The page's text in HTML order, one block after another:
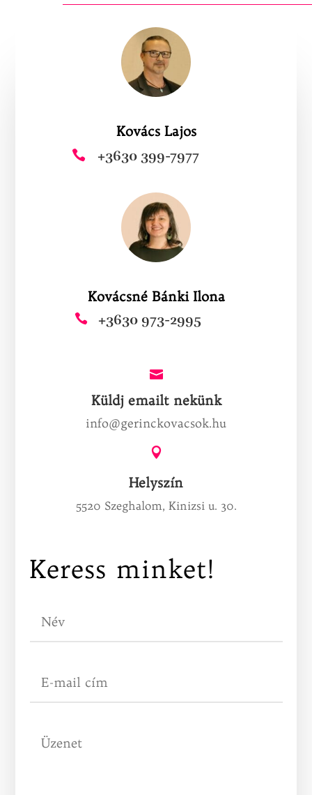
Kovács Lajos
 +3630 399-7977
Kovácsné Bánki Ilona
 +3630 973-2995

Küldj emailt nekünk
info@gerinckovacsok.hu

Helyszín
5520 Szeghalom, Kinizsi u. 30.
Keress minket!